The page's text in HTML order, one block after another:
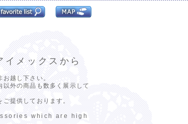
メックスから
越し下さい。
外の商品も数多く展示して
提供しております。
which are high